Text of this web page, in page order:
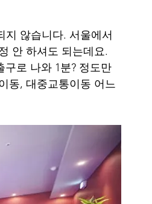
지 않습니다. 서울에서
안 하셔도 되는데요.
로 나와 1분? 정도만
동, 대중교통이동 어느